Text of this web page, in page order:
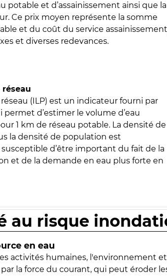
potable et d’assainissement ainsi que la
Ce prix moyen représente la somme
et du coût du service
et diverses redevances.
(ILP) est un indicateur fourni par
permet d’estimer le volume d’eau
1 km de réseau potable. La densité de
la densité de population est
d’être important du fait de la
et de la demande en eau plus forte en
au risque
en eau
activités humaines, l'environnement
la force du courant, qui peut éroder